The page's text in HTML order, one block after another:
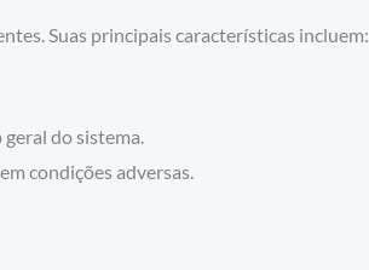
Suas principais características incluem:
do sistema.
condições adversas.